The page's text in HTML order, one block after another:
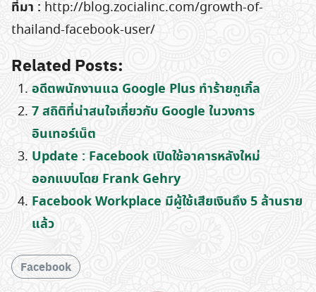
ที่มา : http://blog.zocialinc.com/growth-of-
thailand-facebook-user/
Related Posts:
อดีตพนักงานแฉ Google Plus ทำร้ายกูเกิ้ล
7 สถิติที่น่าสนใจเกี่ยวกับ Google ในวงการ
อินเทอร์เน็ต
Update : Facebook เปิดใช้อาคารหลังใหม่
ออกแบบโดย Frank Gehry
Facebook Workplace มีผู้ใช้เสียเงินถึง 5 ล้านราย
แล้ว
Facebook